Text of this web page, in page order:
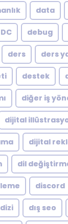
data
DC debug
ders ders
destek
diğer iş
dijital
dijital
dil
discord
dizi dış seo